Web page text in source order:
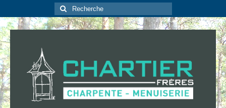
Rechercher
: